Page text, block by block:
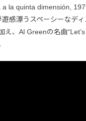
a la quinta dimensión,
遊感漂うスペーシーなデ
え、Al Greenの名曲